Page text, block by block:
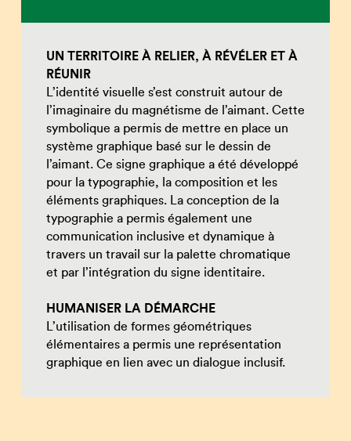
UN TERRITOIRE À RELIER, À RÉVÉLER ET À
RÉUNIR
L’identité visuelle s’est construit autour de
l’imaginaire du magnétisme de l’aimant. Cette
symbolique a permis de mettre en place un
système graphique basé sur le dessin de
l’aimant. Ce signe graphique a été développé
pour la typographie, la composition et les
éléments graphiques. La conception de la
typographie a permis également une
communication inclusive et dynamique à
travers un travail sur la palette chromatique
et par l’intégration du signe identitaire.
HUMANISER LA DÉMARCHE
L’utilisation de formes géométriques
élémentaires a permis une représentation
graphique en lien avec un dialogue inclusif.